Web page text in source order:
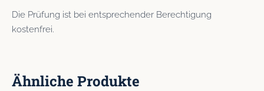
Die Prüfung ist bei entsprechender Berechtigung
kostenfrei.
Ähnliche Produkte